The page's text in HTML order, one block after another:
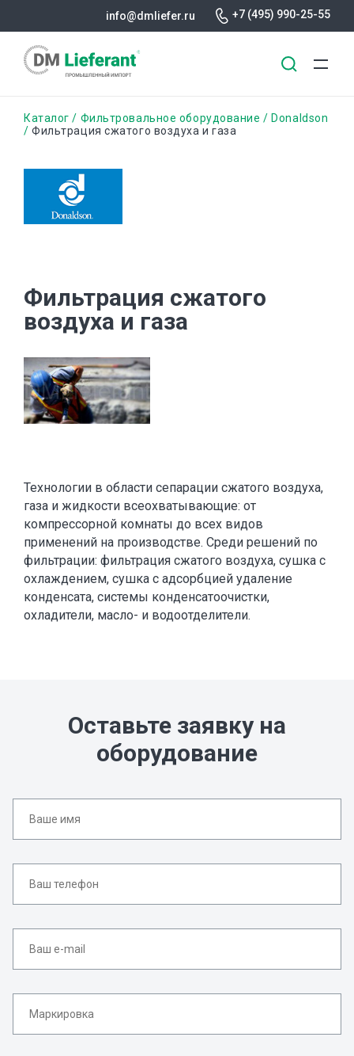
содержанию
info@dmliefer.ru +7 (495) 990-25-55
Строка
Каталог Фильтровальное оборудование
Donaldson
Фильтрация сжатого воздуха и газа
Фильтрация сжатого
воздуха и газа
Технологии в области сепарации сжатого воздуха,
газа и жидкости всеохватывающие: от
компрессорной комнаты до всех видов
применений на производстве. Среди решений по
фильтрации: фильтрация сжатого воздуха, сушка с
охлаждением, сушка с адсорбцией удаление
конденсата, системы конденсатоочистки,
охладители, масло- и водоотделители.
Оставьте заявку на
оборудование